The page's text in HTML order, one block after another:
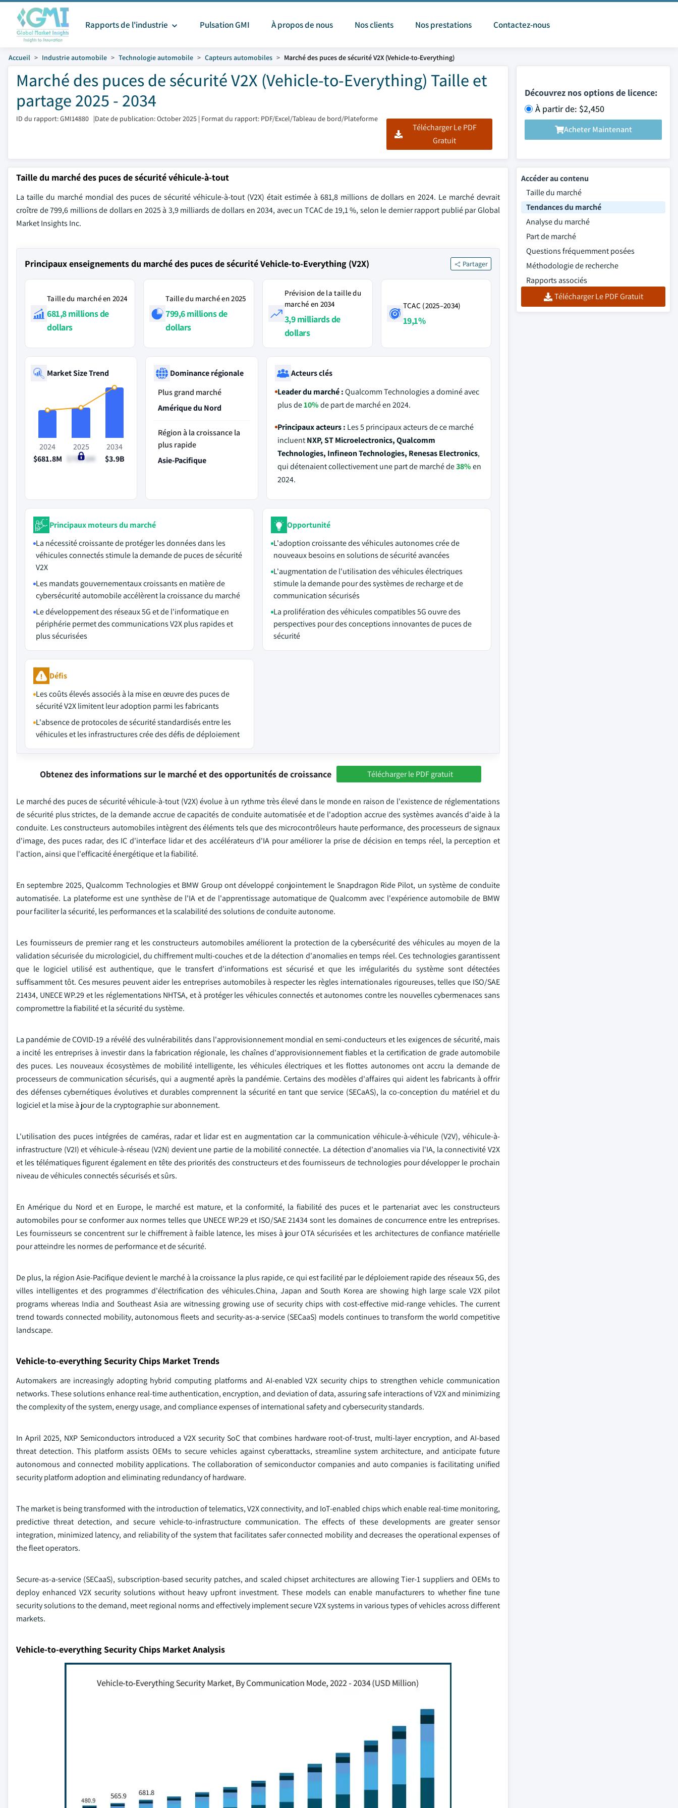
Rapports de l'industrie Pulsation GMI À propos de nous Nos clients Nos prestations Contactez-nous
Accueil Industrie automobile Technologie automobile Capteurs automobiles Marché des puces de sécurité V2X (Vehicle-to-Everything)
Marché des puces de sécurité V2X (Vehicle-to-Everything) Taille et
partage 2025 - 2034
ID du rapport: GMI14880 |Date de publication: October 2025 | Format du rapport: PDF/Excel/Tableau de bord/Plateforme
Télécharger Le PDF
Gratuit
Découvrez nos options de licence:
À partir de: $2,450
Acheter Maintenant
Taille du marché des puces de sécurité véhicule-à-tout
La taille du marché mondial des puces de sécurité véhicule-à-tout (V2X) était estimée à 681,8 millions de dollars en 2024. Le marché devrait
croître de 799,6 millions de dollars en 2025 à 3,9 milliards de dollars en 2034, avec un TCAC de 19,1 %, selon le dernier rapport publié par Global
Market Insights Inc.
Principaux enseignements du marché des puces de sécurité Vehicle-to-Everything (V2X) Partager
Taille du marché en 2024
681,8 millions de
dollars
Taille du marché en 2025
799,6 millions de
dollars
Prévision de la taille du
marché en 2034
3,9 milliards de
dollars
TCAC (2025–2034)
19,1%
Market Size Trend
2024
$681.8M
2025
$799.6M
2034
$3.9B
Dominance régionale
Plus grand marché
Amérique du Nord
Région à la croissance la
plus rapide
Asie-Pacifique
Acteurs clés
Leader du marché :Qualcomm Technologies a dominé avec
plus de10%de part de marché en 2024.
Principaux acteurs : Les 5 principaux acteurs de ce marché
incluentNXP, ST Microelectronics, Qualcomm
Technologies, Infineon Technologies, Renesas Electronics,
qui détenaient collectivement une part de marché de38%en
2024.
Principaux moteurs du marché
La nécessité croissante de protéger les données dans les
véhicules connectés stimule la demande de puces de sécurité
V2X
Les mandats gouvernementaux croissants en matière de
cybersécurité automobile accélèrent la croissance du marché
Le développement des réseaux 5G et de l'informatique en
périphérie permet des communications V2X plus rapides et
plus sécurisées
Opportunité
L'adoption croissante des véhicules autonomes crée de
nouveaux besoins en solutions de sécurité avancées
L'augmentation de l'utilisation des véhicules électriques
stimule la demande pour des systèmes de recharge et de
communication sécurisés
La prolifération des véhicules compatibles 5G ouvre des
perspectives pour des conceptions innovantes de puces de
sécurité
Défis
Les coûts élevés associés à la mise en œuvre des puces de
sécurité V2X limitent leur adoption parmi les fabricants
L'absence de protocoles de sécurité standardisés entre les
véhicules et les infrastructures crée des défis de déploiement
Obtenez des informations sur le marché et des opportunités de croissance Télécharger le PDF gratuit
Le marché des puces de sécurité véhicule-à-tout (V2X) évolue à un rythme très élevé dans le monde en raison de l'existence de réglementations
de sécurité plus strictes, de la demande accrue de capacités de conduite automatisée et de l'adoption accrue des systèmes avancés d'aide à la
conduite. Les constructeurs automobiles intègrent des éléments tels que des microcontrôleurs haute performance, des processeurs de signaux
d'image, des puces radar, des IC d'interface lidar et des accélérateurs d'IA pour améliorer la prise de décision en temps réel, la perception et
l'action, ainsi que l'efficacité énergétique et la fiabilité.
En septembre 2025, Qualcomm Technologies et BMW Group ont développé conjointement le Snapdragon Ride Pilot, un système de conduite
automatisée. La plateforme est une synthèse de l'IA et de l'apprentissage automatique de Qualcomm avec l'expérience automobile de BMW
pour faciliter la sécurité, les performances et la scalabilité des solutions de conduite autonome.
Les fournisseurs de premier rang et les constructeurs automobiles améliorent la protection de la cybersécurité des véhicules au moyen de la
validation sécurisée du micrologiciel, du chiffrement multi-couches et de la détection d'anomalies en temps réel. Ces technologies garantissent
que le logiciel utilisé est authentique, que le transfert d'informations est sécurisé et que les irrégularités du système sont détectées
suffisamment tôt. Ces mesures peuvent aider les entreprises automobiles à respecter les règles internationales rigoureuses, telles que ISO/SAE
21434, UNECE WP.29 et les réglementations NHTSA, et à protéger les véhicules connectés et autonomes contre les nouvelles cybermenaces sans
compromettre la fiabilité et la sécurité du système.
La pandémie de COVID-19 a révélé des vulnérabilités dans l'approvisionnement mondial en semi-conducteurs et les exigences de sécurité, mais
a incité les entreprises à investir dans la fabrication régionale, les chaînes d'approvisionnement fiables et la certification de grade automobile
des puces. Les nouveaux écosystèmes de mobilité intelligente, les véhicules électriques et les flottes autonomes ont accru la demande de
processeurs de communication sécurisés, qui a augmenté après la pandémie. Certains des modèles d'affaires qui aident les fabricants à offrir
des défenses cybernétiques évolutives et durables comprennent la sécurité en tant que service (SECaAS), la co-conception du matériel et du
logiciel et la mise à jour de la cryptographie sur abonnement.
L'utilisation des puces intégrées de caméras, radar et lidar est en augmentation car la communication véhicule-à-véhicule (V2V), véhicule-à-
infrastructure (V2I) et véhicule-à-réseau (V2N) devient une partie de la mobilité connectée. La détection d'anomalies via l'IA, la connectivité V2X
et les télématiques figurent également en tête des priorités des constructeurs et des fournisseurs de technologies pour développer le prochain
niveau de véhicules connectés sécurisés et sûrs.
En Amérique du Nord et en Europe, le marché est mature, et la conformité, la fiabilité des puces et le partenariat avec les constructeurs
automobiles pour se conformer aux normes telles que UNECE WP.29 et ISO/SAE 21434 sont les domaines de concurrence entre les entreprises.
Les fournisseurs se concentrent sur le chiffrement à faible latence, les mises à jour OTA sécurisées et les architectures de confiance matérielle
pour atteindre les normes de performance et de sécurité.
De plus, la région Asie-Pacifique devient le marché à la croissance la plus rapide, ce qui est facilité par le déploiement rapide des réseaux 5G, des
villes intelligentes et des programmes d'électrification des véhicules.China, Japan and South Korea are showing high large scale V2X pilot
programs whereas India and Southeast Asia are witnessing growing use of security chips with cost-effective mid-range vehicles. The current
trend towards connected mobility, autonomous fleets and security-as-a-service (SECaaS) models continues to transform the world competitive
landscape.
Vehicle-to-everything Security Chips Market Trends
Automakers are increasingly adopting hybrid computing platforms and AI-enabled V2X security chips to strengthen vehicle communication
networks. These solutions enhance real-time authentication, encryption, and deviation of data, assuring safe interactions of V2X and minimizing
the complexity of the system, energy usage, and compliance expenses of international safety and cybersecurity standards.
In April 2025, NXP Semiconductors introduced a V2X security SoC that combines hardware root-of-trust, multi-layer encryption, and AI-based
threat detection. This platform assists OEMs to secure vehicles against cyberattacks, streamline system architecture, and anticipate future
autonomous and connected mobility applications. The collaboration of semiconductor companies and auto companies is facilitating unified
security platform adoption and eliminating redundancy of hardware.
The market is being transformed with the introduction of telematics, V2X connectivity, and IoT-enabled chips which enable real-time monitoring,
predictive threat detection, and secure vehicle-to-infrastructure communication. The effects of these developments are greater sensor
integration, minimized latency, and reliability of the system that facilitates safer connected mobility and decreases the operational expenses of
the fleet operators.
Secure-as-a-service (SECaaS), subscription-based security patches, and scaled chipset architectures are allowing Tier-1 suppliers and OEMs to
deploy enhanced V2X security solutions without heavy upfront investment. These models can enable manufacturers to whether fine tune
security solutions to the demand, meet regional norms and effectively implement secure V2X systems in various types of vehicles across different
markets.
Vehicle-to-everything Security Chips Market Analysis
Accéder au contenu
Taille du marché
Tendances du marché
Analyse du marché
Part de marché
Questions fréquemment posées
Méthodologie de recherche
Rapports associés
Télécharger Le PDF Gratuit